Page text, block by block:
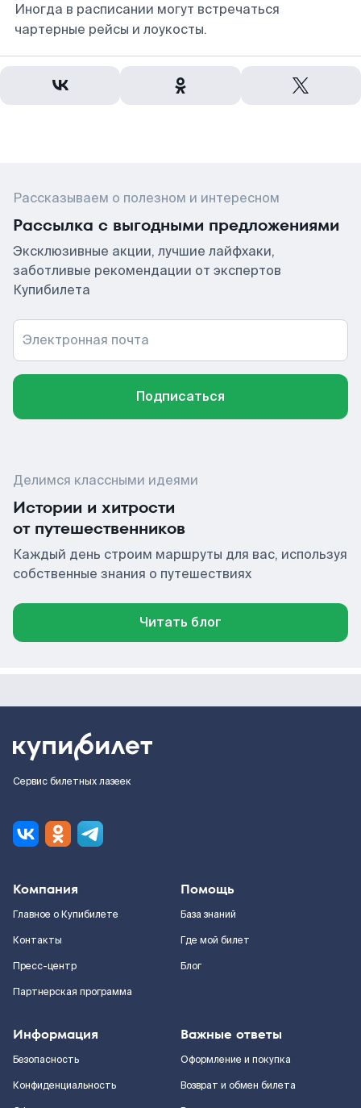
Иногда в расписании могут встречаться
чартерные рейсы и лоукосты.
Рассказываем о полезном и интересном
Рассылка с выгодными предложениями
Эксклюзивные акции, лучшие лайфхаки,
заботливые рекомендации от экспертов
Купибилета
Электронная почта
Подписаться
Делимся классными идеями
Истории и хитрости
от путешественников
Каждый день строим маршруты для вас, используя
собственные знания о путешествиях
Читать блог
Сервис билетных лазеек
Компания
Главное о Купибилете
Контакты
Пресс-центр
Партнерская программа
Помощь
База знаний
Где мой билет
Блог
Информация
Безопасность
Конфиденциальность
Важные ответы
Оформление и покупка
Возврат и обмен билета